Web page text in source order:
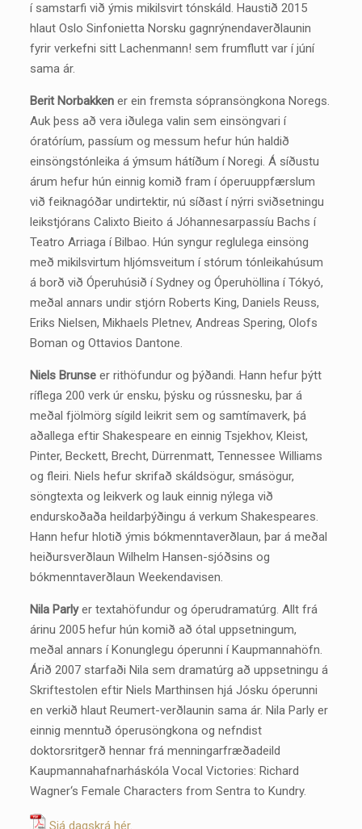
í samstarfi við ýmis mikilsvirt tónskáld. Haustið 2015
hlaut Oslo Sinfonietta Norsku gagnrýnendaverðlaunin
fyrir verkefni sitt Lachenmann! sem frumflutt var í júní
sama ár.
Berit Norbakkener ein fremsta sópransöngkona Noregs.
Auk þess að vera iðulega valin sem einsöngvari í
óratóríum, passíum og messum hefur hún haldið
einsöngstónleika á ýmsum hátíðum í Noregi. Á síðustu
árum hefur hún einnig komið fram í óperuuppfærslum
við feiknagóðar undirtektir, nú síðast í nýrri sviðsetningu
leikstjórans Calixto Bieito á Jóhannesarpassíu Bachs í
Teatro Arriaga í Bilbao. Hún syngur reglulega einsöng
með mikilsvirtum hljómsveitum í stórum tónleikahúsum
á borð við Óperuhúsið í Sydney og Óperuhöllina í Tókyó,
meðal annars undir stjórn Roberts King, Daniels Reuss,
Eriks Nielsen, Mikhaels Pletnev, Andreas Spering, Olofs
Boman og Ottavios Dantone.
Niels Brunseer rithöfundur og þýðandi. Hann hefur þýtt
ríflega 200 verk úr ensku, þýsku og rússnesku, þar á
meðal fjölmörg sígild leikrit sem og samtímaverk, þá
aðallega eftir Shakespeare en einnig Tsjekhov, Kleist,
Pinter, Beckett, Brecht, Dürrenmatt, Tennessee Williams
og fleiri. Niels hefur skrifað skáldsögur, smásögur,
söngtexta og leikverk og lauk einnig nýlega við
endurskoðaða heildarþýðingu á verkum Shakespeares.
Hann hefur hlotið ýmis bókmenntaverðlaun, þar á meðal
heiðursverðlaun Wilhelm Hansen-sjóðsins og
bókmenntaverðlaun Weekendavisen.
Nila Parlyer textahöfundur og óperudramatúrg. Allt frá
árinu 2005 hefur hún komið að ótal uppsetningum,
meðal annars í Konunglegu óperunni í Kaupmannahöfn.
Árið 2007 starfaði Nila sem dramatúrg að uppsetningu á
Skriftestolen eftir Niels Marthinsen hjá Jósku óperunni
en verkið hlaut Reumert-verðlaunin sama ár. Nila Parly er
einnig menntuð óperusöngkona og nefndist
doktorsritgerð hennar frá menningarfræðadeild
Kaupmannahafnarháskóla Vocal Victories: Richard
Wagner‘s Female Characters from Sentra to Kundry.
Sjá dagskrá hér.